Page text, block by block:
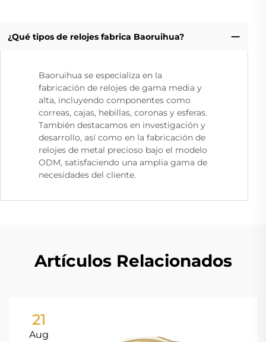
¿Qué tipos de relojes fabrica Baoruihua?
Baoruihua se especializa en la
fabricación de relojes de gama media y
alta, incluyendo componentes como
correas, cajas, hebillas, coronas y esferas.
También destacamos en investigación y
desarrollo, así como en la fabricación de
relojes de metal precioso bajo el modelo
ODM, satisfaciendo una amplia gama de
necesidades del cliente.
Artículos Relacionados
21
Aug